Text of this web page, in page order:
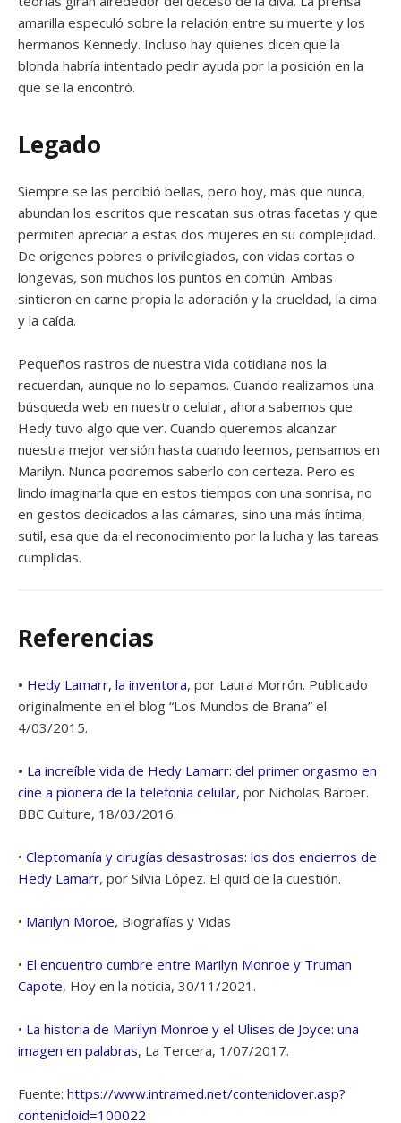
amarilla especuló sobre la relación entre su muerte y los
hermanos Kennedy. Incluso hay quienes dicen que la
blonda habría intentado pedir ayuda por la posición en la
que se la encontró.
Legado
Siempre se las percibió bellas, pero hoy, más que nunca,
abundan los escritos que rescatan sus otras facetas y que
permiten apreciar a estas dos mujeres en su complejidad.
De orígenes pobres o privilegiados, con vidas cortas o
longevas, son muchos los puntos en común. Ambas
sintieron en carne propia la adoración y la crueldad, la cima
y la caída.
Pequeños rastros de nuestra vida cotidiana nos la
recuerdan, aunque no lo sepamos. Cuando realizamos una
búsqueda web en nuestro celular, ahora sabemos que
Hedy tuvo algo que ver. Cuando queremos alcanzar
nuestra mejor versión hasta cuando leemos, pensamos en
Marilyn. Nunca podremos saberlo con certeza. Pero es
lindo imaginarla que en estos tiempos con una sonrisa, no
en gestos dedicados a las cámaras, sino una más íntima,
sutil, esa que da el reconocimiento por la lucha y las tareas
cumplidas.
Referencias
• Hedy Lamarr, la inventora, por Laura Morrón. Publicado
originalmente en el blog “Los Mundos de Brana” el
4/03/2015.
• La increíble vida de Hedy Lamarr: del primer orgasmo en
cine a pionera de la telefonía celular, por Nicholas Barber.
BBC Culture, 18/03/2016.
• Cleptomanía y cirugías desastrosas: los dos encierros de
Hedy Lamarr, por Silvia López. El quid de la cuestión.
• Marilyn Moroe, Biografías y Vidas
• El encuentro cumbre entre Marilyn Monroe y Truman
Capote, Hoy en la noticia, 30/11/2021.
• La historia de Marilyn Monroe y el Ulises de Joyce: una
imagen en palabras, La Tercera, 1/07/2017.
Fuente: https://www.intramed.net/contenidover.asp?
contenidoid=100022